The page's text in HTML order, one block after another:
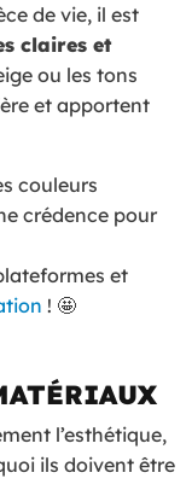
de vie, il est
claires et
ou les tons
et apportent
couleurs
crédence pour
et
! 🤩
l’esthétique,
ils doivent être